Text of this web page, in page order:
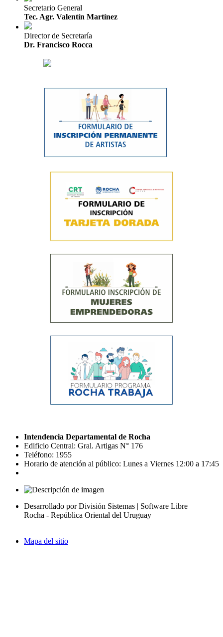
Secretario General
Tec. Agr. Valentín Martínez
Director de Secretaría
Dr. Francisco Rocca
Intendencia Departamental de Rocha
Edificio Central: Gral. Artigas N° 176
Teléfono: 1955
Horario de atención al público: Lunes a Viernes 12:00 a 17:45
Desarrollado por División Sistemas | Software Libre
Rocha - República Oriental del Uruguay
Mapa del sitio